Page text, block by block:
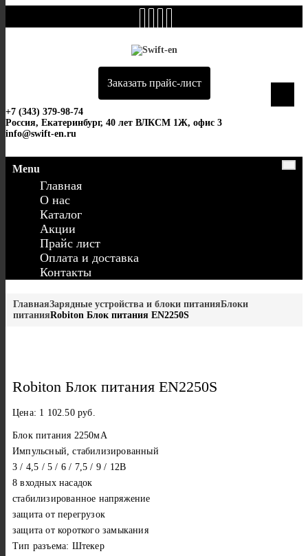
Заказать прайс-лист
+7 (343) 379-98-74
Россия, Екатеринбург, 40 лет ВЛКСМ 1Ж, офис 3
info@swift-en.ru
Menu
Главная
О нас
Каталог
Акции
Прайс лист
Оплата и доставка
Контакты
ГлавнаяЗарядные устройства и блоки питанияБлоки
питанияRobiton Блок питания EN2250S
Robiton Блок питания EN2250S
Цена: 1 102.50руб.
Блок питания 2250мА
Импульсный, стабилизированный
3 / 4,5 / 5 / 6 / 7,5 / 9 / 12В
8 входных насадок
стабилизированное напряжение
защита от перегрузок
защита от короткого замыкания
Тип разъема: Штекер